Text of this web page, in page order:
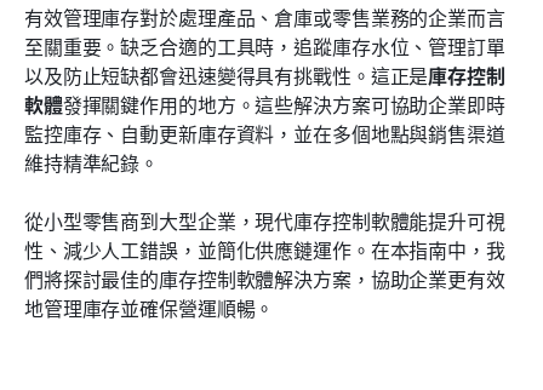
有效管理庫存對於處理產品、倉庫或零售業務的企業而言
至關重要。缺乏合適的工具時，追蹤庫存水位、管理訂單
以及防止短缺都會迅速變得具有挑戰性。這正是庫存控制
軟體發揮關鍵作用的地方。這些解決方案可協助企業即時
監控庫存、自動更新庫存資料，並在多個地點與銷售渠道
維持精準紀錄。
從小型零售商到大型企業，現代庫存控制軟體能提升可視
性、減少人工錯誤，並簡化供應鏈運作。在本指南中，我
們將探討最佳的庫存控制軟體解決方案，協助企業更有效
地管理庫存並確保營運順暢。
什麼是庫存管理應用程式？
完整列表：庫存控制的前15個軟體解決方案
庫存控制軟體的主要優勢
新興趨勢正在塑造庫存控制軟體的未來
結論
常見問題
相關閱讀